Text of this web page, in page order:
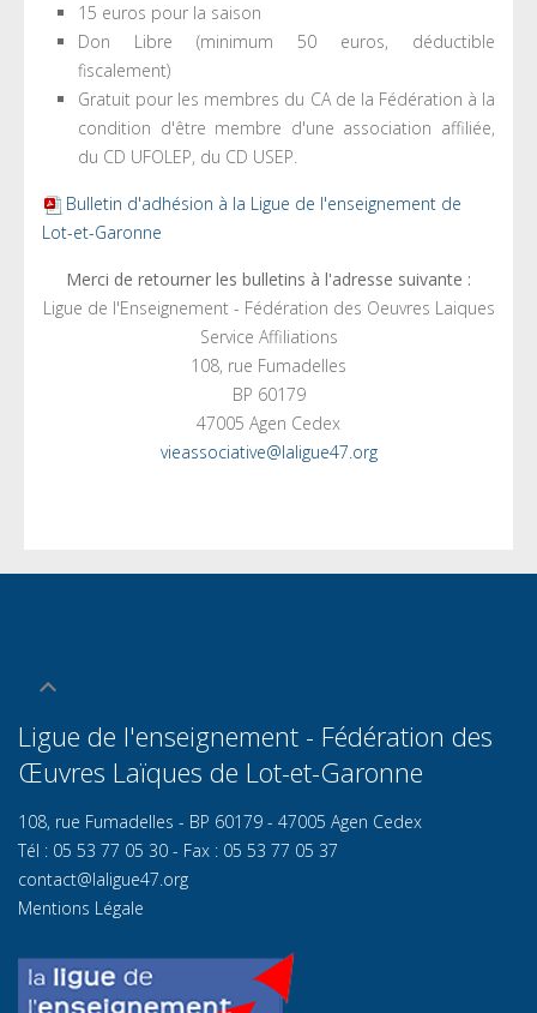
15 euros pour la saison
Don Libre (minimum 50 euros, déductible
fiscalement)
Gratuit pour les membres du CA de la Fédération à la
condition d'être membre d'une association affiliée,
du CD UFOLEP, du CD USEP.
Bulletin d'adhésion à la Ligue de l'enseignement de
Lot-et-Garonne
Merci de retourner les bulletins à l'adresse suivante :
Ligue de l'Enseignement - Fédération des Oeuvres Laiques
Service Affiliations
108, rue Fumadelles
BP 60179
47005 Agen Cedex
vieassociative@laligue47.org
Ligue de l'enseignement - Fédération des
Œuvres Laïques de Lot-et-Garonne
108, rue Fumadelles - BP 60179 - 47005 Agen Cedex
Tél : 05 53 77 05 30 - Fax : 05 53 77 05 37
contact@laligue47.org
Mentions Légale